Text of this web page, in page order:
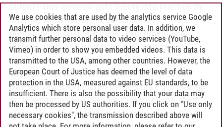
output? This seminar puts theory into practice by
offering you a variety of exercises and
opportunities to ignite ideas, experiment with
literary styles and genres as well as give and
receive constructive criticism in peer-editing
sessions. We will start with drama (e.g. Drew
Hayden Taylor, Guillermo Verdecchia), but then go
on to vignettes (e.g. Sandra Cisneros) and short
stories (e.g. Lorrie Moore, Margaret Atwood).
We use cookies that are used by the analytics service Google
Analytics which store personal user data. In addition, we
transmit further personal data to video services (YouTube,
Vimeo) in order to show you embedded videos. This data is
transmitted to the USA, among other countries. However, the
European Court of Justice has deemed the level of data
protection in the USA, measured against EU standards, to be
insufficient. There is also the possibility that your data may
then be processed by US authorities. If you click on "Use only
necessary cookies", the transmission described above will